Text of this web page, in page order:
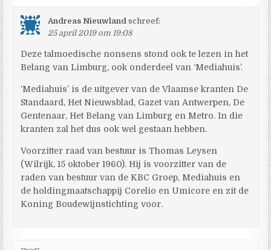
Andreas Nieuwland schreef:
25 april 2019 om 19:08
Deze talmoedische nonsens stond ook te lezen in het
Belang van Limburg, ook onderdeel van ‘Mediahuis’.
‘Mediahuis’ is de uitgever van de Vlaamse kranten De
Standaard, Het Nieuwsblad, Gazet van Antwerpen, De
Gentenaar, Het Belang van Limburg en Metro. In die
kranten zal het dus ook wel gestaan hebben.
Voorzitter raad van bestuur is Thomas Leysen
(Wilrijk, 15 oktober 1960). Hij is voorzitter van de
raden van bestuur van de KBC Groep, Mediahuis en
de holdingmaatschappij Corelio en Umicore en zit de
Koning Boudewijnstichting voor.